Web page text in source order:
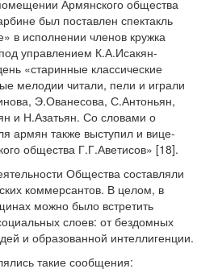
Армянского общества
был поставлен спектакль
в исполнении членов кружка
управлением К.А.Исакян-
«старинные классические
мелодии читали, пели и играли
Э.Ованесова, С.Антоньян,
и Н.Азатьян. Со словами о
армян также выступил и вице-
общества Г.Г.Аветисов» [18].
Общества составляли
коммерсантов. В целом, в
можно было встретить
слоев: от бездомных
и образованной интеллигенции.
такие сообщения: